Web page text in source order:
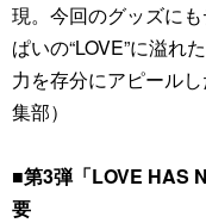
現。今回のグッズに
ぱいの“LOVE”に溢れ
力を存分にアピール
集部）
■第3弾「LOVE HAS
要